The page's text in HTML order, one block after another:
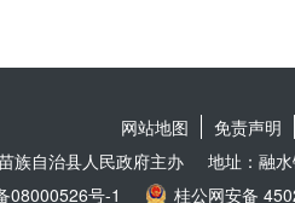
网站地图 免责声明
族自治县人民政府主办
地址：融
08000526号-1
桂公网安备